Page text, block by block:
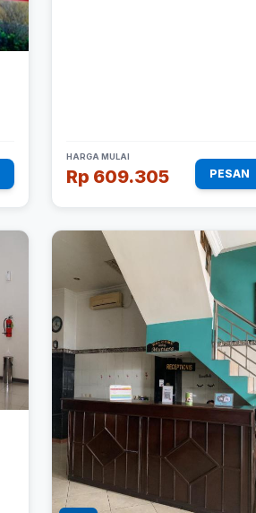
HARGA MULAI
Rp 609.305 PESAN